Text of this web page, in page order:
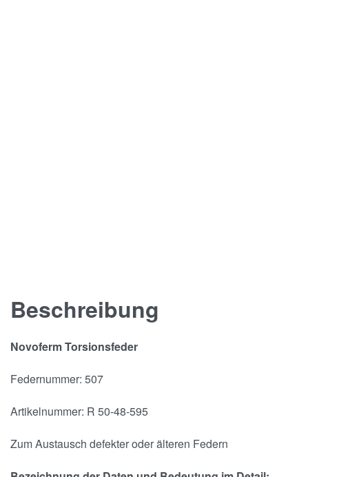
Beschreibung
Novoferm Torsionsfeder
Federnummer: 507
Artikelnummer: R 50-48-595
Zum Austausch defekter oder älteren Federn